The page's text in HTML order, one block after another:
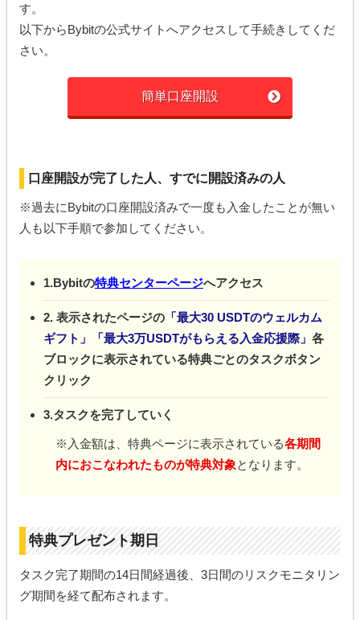
す。
以下からBybitの公式サイトへアクセスして手続きしてくだ
さい。
簡単口座開設
口座開設が完了した人、すでに開設済みの人
※過去にBybitの口座開設済みで一度も入金したことが無い
人も以下手順で参加してください。
1.Bybitの特典センターページへアクセス
2. 表示されたページの「最大30 USDTのウェルカム
ギフト」「最大3万USDTがもらえる入金応援際」 各
ブロックに表示されている特典ごとのタスクボタン
クリック
3.タスクを完了していく
※入金額は、特典ページに表示されている各期間
内におこなわれたものが特典対象となります。
特典プレゼント期日
タスク完了期間の14日間経過後、3日間のリスクモニタリン
グ期間を経て配布されます。